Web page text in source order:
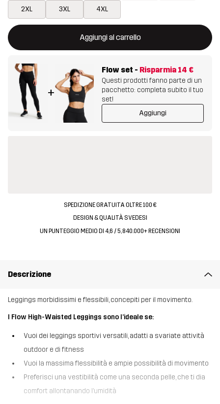
2XL 3XL 4XL
Aggiungi al carrello
Questo tasto aprirà una finestra modale per confermare un
{{size}} non disponibile
+
Flow set - Risparmia 14 €
Questi prodotti fanno parte di un
pacchetto: completa subito il tuo
set!
Aggiungi
SPEDIZIONE GRATUITA OLTRE 100 €
DESIGN & QUALITÀ SVEDESI
UN PUNTEGGIO MEDIO DI 4,6 / 5, 840.000+ RECENSIONI
Descrizione
Leggings morbidissimi e flessibili, concepiti per il movimento.
I Flow High-Waisted Leggings sono l’ideale se:
Vuoi dei leggings sportivi versatili, adatti a svariate attività
outdoor e di fitness
Vuoi la massima flessibilità e ampie possibilità di movimento
Preferisci una vestibilità come una seconda pelle, che ti dia
comfort allontanando l’umidità